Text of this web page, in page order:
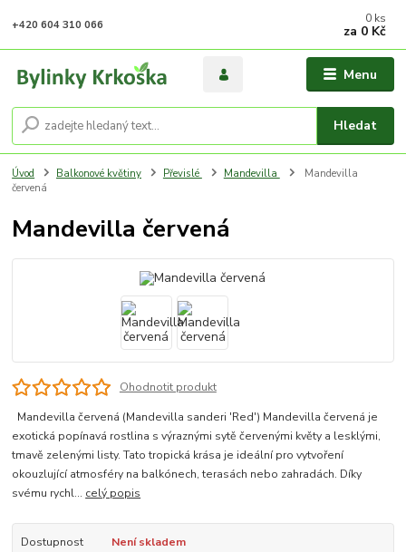
Menu
Hledat
+420 604 310 066 0 ks
za 0 Kč
Úvod Balkonové květiny Převislé Mandevilla
Mandevilla
červená
Mandevilla červená
Ohodnotit produkt
Mandevilla červená (Mandevilla sanderi 'Red') Mandevilla červená je
exotická popínavá rostlina s výraznými sytě červenými květy a lesklými,
tmavě zelenými listy. Tato tropická krása je ideální pro vytvoření
okouzlující atmosféry na balkónech, terasách nebo zahradách. Díky
svému rychl... celý popis
Dostupnost Není skladem